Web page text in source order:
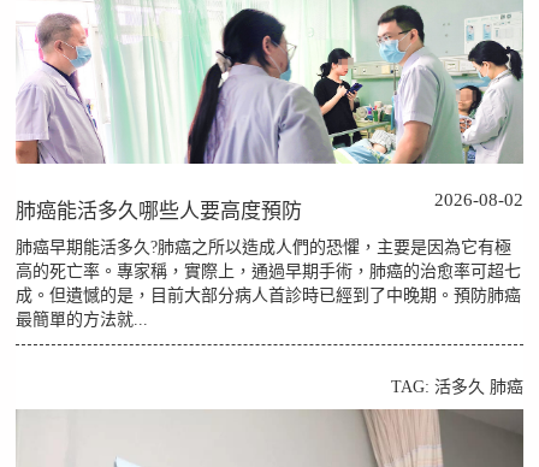
肺癌能活多久哪些人要高度預防 2026-08-02
肺癌早期能活多久?肺癌之所以造成人們的恐懼，主要是因為它有極
高的死亡率。專家稱，實際上，通過早期手術，肺癌的治愈率可超七
成。但遺憾的是，目前大部分病人首診時已經到了中晚期。預防肺癌
最簡單的方法就...
TAG: 活多久 肺癌